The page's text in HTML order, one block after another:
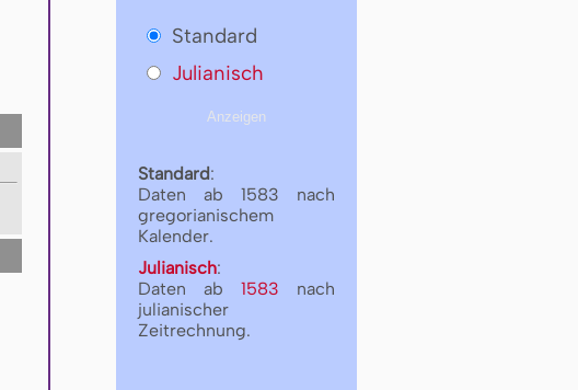
Standard
Julianisch
Standard:
Daten ab 1583 nach
gregorianischem
Kalender.
Julianisch:
Daten ab 1583 nach
julianischer
Zeitrechnung.